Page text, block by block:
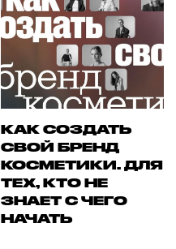
КАК СОЗДАТЬ
СВОЙ БРЕНД
КОСМЕТИКИ. ДЛЯ
ТЕХ, КТО НЕ
ЗНАЕТ С ЧЕГО
НАЧАТЬ